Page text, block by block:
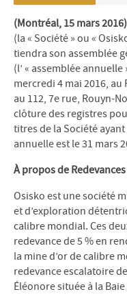
(Montréal, 15 mars 2016)
(la « Société » ou «
tiendra son assemblée
(l’ « assemblée
mercredi 4 mai 2016,
au 112, 7e rue, Rouyn-
clôture des registres
titres de la Société
annuelle est le 31 mars
À propos de
Osisko est une société
et d’exploration
calibre mondial. Ces
redevance de 5 % en
la mine d’or de calibre
redevance escalatoire
Éléonore située à la